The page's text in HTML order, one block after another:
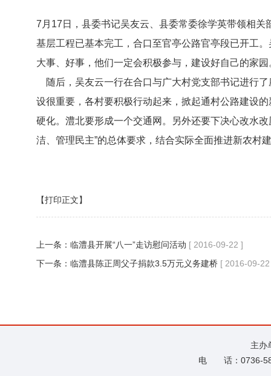
7月17日，县委书记吴友云、县委常委徐学英带领相
基层工程已基本完工，合口至官亭公路官亭段已开工
大事、好事，他们一定会积极参与，建设好自己的家园
随后，吴友云一行在合口与广大村党支部书记进行
设很重要，各村要积极行动起来，掀起通村公路建设
硬化。澧北要形成一个交通网。另外还要下决心改水
洁、管理民主”的总体要求，结合实际全面推进新农村
【打印正文】
上一条： 临澧县开展“八一”走访慰问活动 [ 2016-09-22 ]
下一条： 临澧县陈正周父子捐款3.5万元义务建桥 [ 2016-09-
主
电 话：0736-